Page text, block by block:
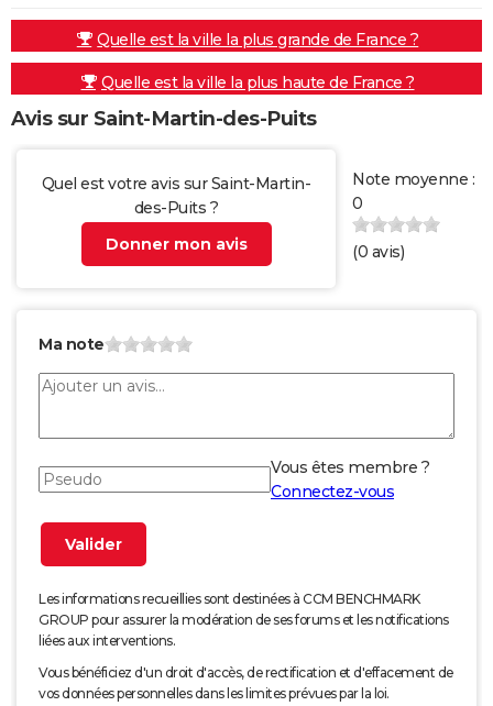
Quelle est la ville la plus grande de France ?
Quelle est la ville la plus haute de France ?
Avis sur Saint-Martin-des-Puits
Quel est votre avis sur Saint-Martin-
des-Puits ?
Donner mon avis
Note moyenne :
0
(0 avis)
Ma note
Vous êtes membre ?
Connectez-vous
Les informations recueillies sont destinées à CCM BENCHMARK
GROUP pour assurer la modération de ses forums et les notifications
liées aux interventions.
Vous bénéficiez d'un droit d'accès, de rectification et d'effacement de
vos données personnelles dans les limites prévues par la loi.